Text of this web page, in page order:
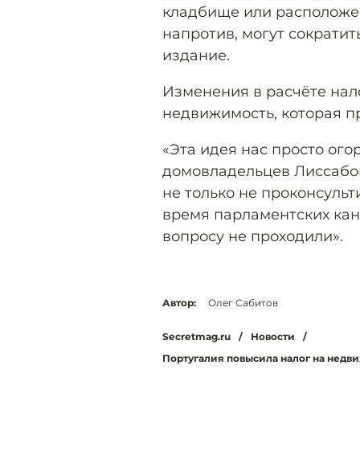
кладбище или
напротив, могут
издание.
Изменения в расчёте
недвижимость, которая
«Эта идея нас просто
домовладельцев
не только не
время парламентских
вопросу не проходили».
Автор: Олег Сабитов
Secretmag.ru / Новости
/
Португалия повысила налог на